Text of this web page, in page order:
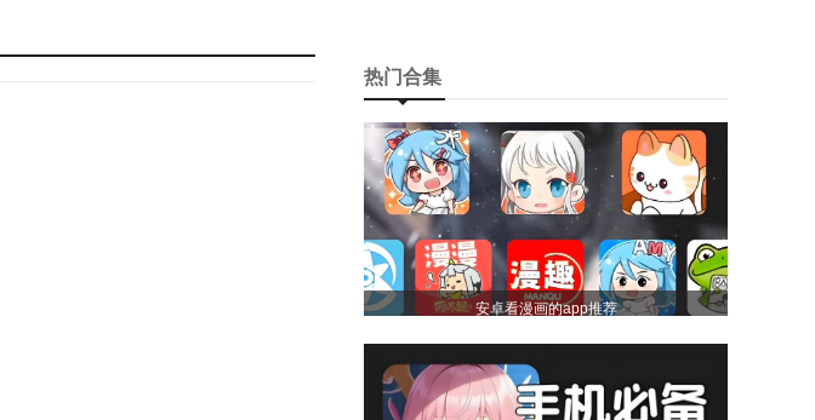
热门合集
安卓看漫画的app推荐